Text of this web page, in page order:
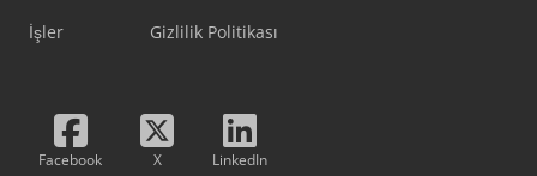
İşler Gizlilik Politikası
Facebook X LinkedIn